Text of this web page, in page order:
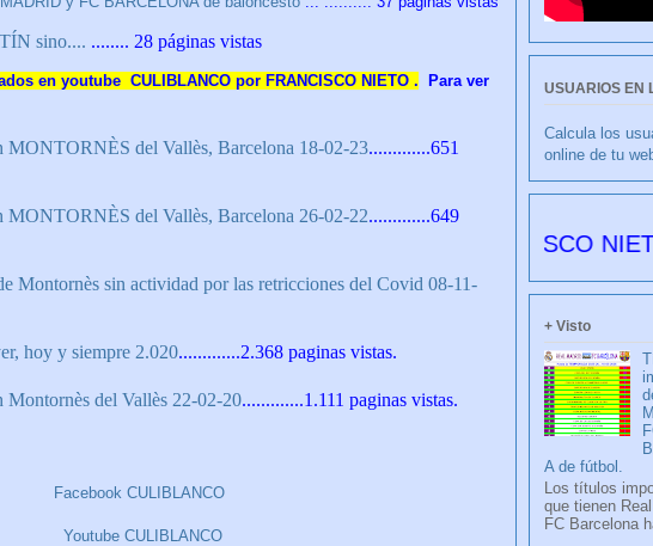
sino.... ........ 28 páginas vistas
en youtube CULIBLANCO por FRANCISCO NIETO . Para ver
MONTORNÈS del Vallès, Barcelona 18-02-23.............651
MONTORNÈS del Vallès, Barcelona 26-02-22.............649
Montornès sin actividad por las retricciones del Covid 08-11-
hoy y siempre 2.020.............2.368 paginas vistas.
Montornès del Vallès 22-02-20.............1.111 paginas vistas.
Facebook CULIBLANCO
Youtube CULIBLANCO
USUARIOS EN
Calcula los
online de tu
CULIBLANCO por FRANCISCO NIETO
+ Visto
A de fútbol.
Los títulos
que tienen
FC Barcelona